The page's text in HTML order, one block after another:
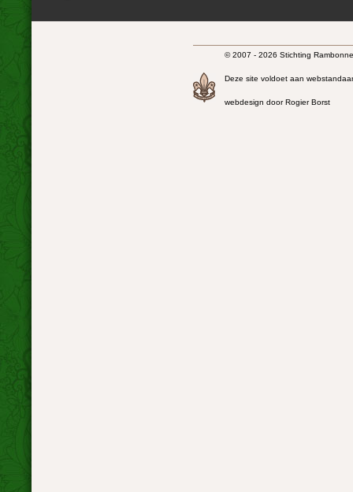
© 2007 - 2026 Stichting
Deze site voldoet aan
webdesign door Rogier Borst